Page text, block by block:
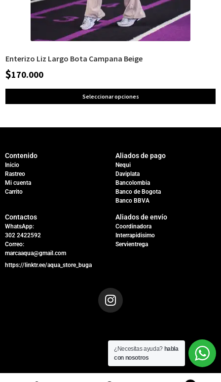
Enterizo Liz Largo Bota Campana Beige
$170.000
Seleccionar opciones
Contenido
Inicio
Rastreo
Mi cuenta
Carrito
Aliados de pago
Nequi
Daviplata
Bancolombia
Banco de Bogota
Banco BBVA
Contactos
WhatsApp:
302 2422592
Correo:
marcaaqua@gmail.com
https://linktr.ee/aqua_store_buga
Aliados de envío
Coordinadora
Interrapidisimo
Servientrega
¿Necesitas ayuda? habla
con nosotros